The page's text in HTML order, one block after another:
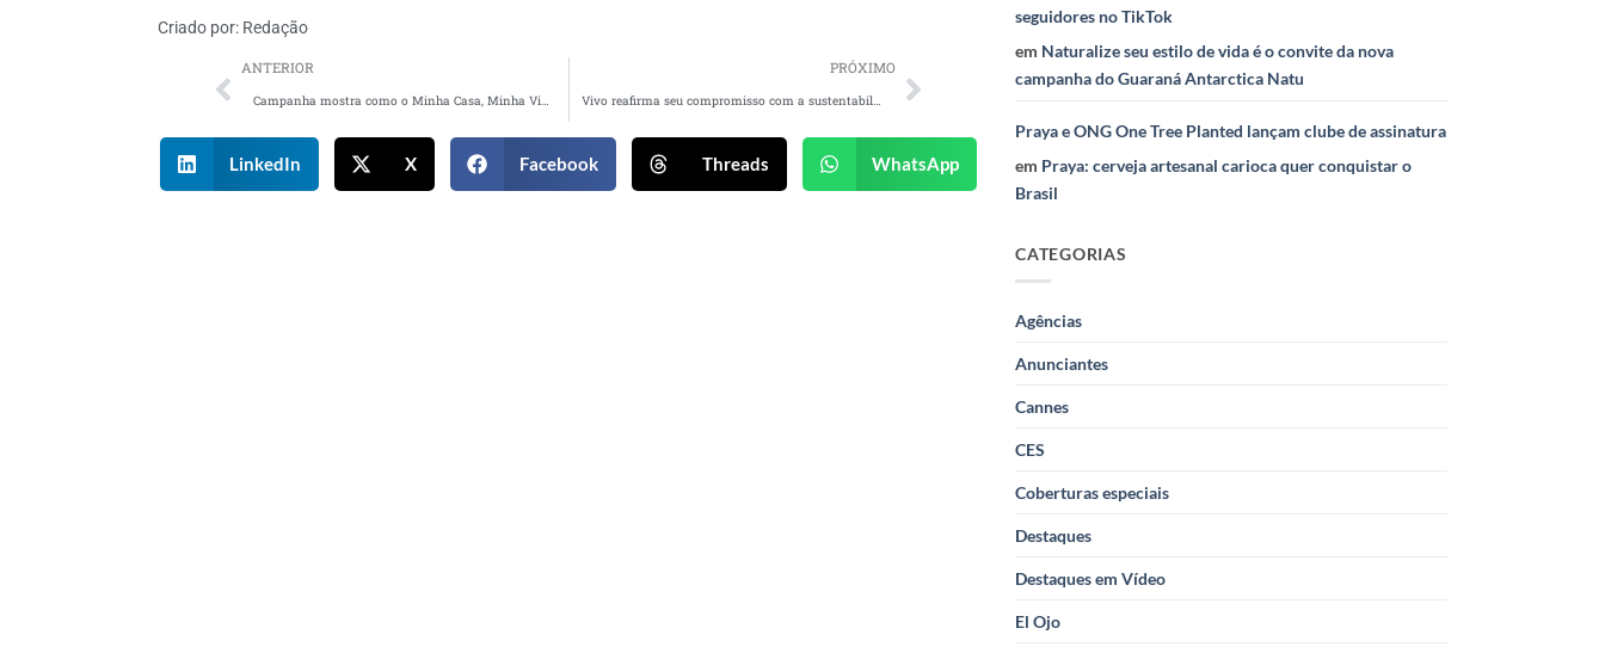
Criado por: Redação
ANTERIOR PRÓXIMO
LinkedIn X Facebook Threads WhatsApp
seguidores no TikTok
em Naturalize seu estilo de vida é o convite da nova
campanha do Guaraná Antarctica Natu
Praya e ONG One Tree Planted lançam clube de assinatura
em Praya: cerveja artesanal carioca quer conquistar o
Brasil
CATEGORIAS
Agências
Anunciantes
Cannes
CES
Coberturas especiais
Destaques
Destaques em Vídeo
El Ojo